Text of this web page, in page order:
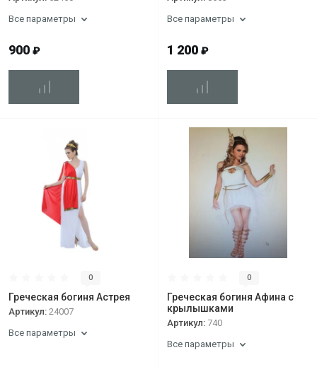
Все параметры
900 ₽
Все параметры
1 200 ₽
0
Греческая богиня Астрея
Артикул: 24007
Все параметры
0
Греческая богиня Афина с
крылышками
Артикул: 740
Все параметры